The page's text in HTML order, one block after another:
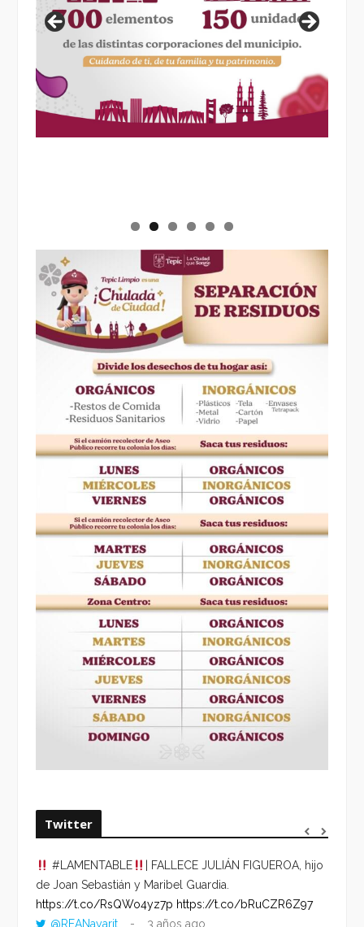
Twitter
#LAMENTABLE
| FALLECE JULIÁN FIGUEROA, hijo
de Joan Sebastián y Maribel Guardia.
https://t.co/RsQWo4yz7p https://t.co/bRuCZR6Z97
@REANayarit
3 años ago